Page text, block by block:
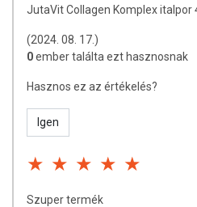
JutaVit Collagen Komplex italpor
(2024. 08. 17.)
0ember találta ezt hasznosnak
Hasznos ez az értékelés?
Igen
Szuper termék